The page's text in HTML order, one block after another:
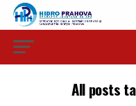
All posts